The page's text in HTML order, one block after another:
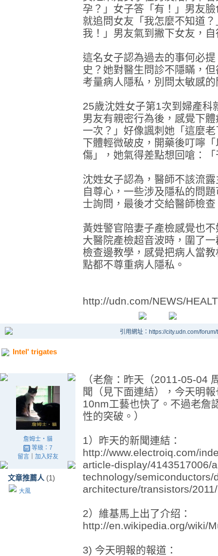
孕？」女子答「有！」男友
就追問女友「我怎麼不知道
我！」男友氣到撇下女友，
這名女子認為過去的事何必
史？她對醫生問診不隱瞞，
考量病人隱私，別問太敏感
25歲沈姓女子第1次到婦產科
男友有親密行為後，感覺下
一次？」好像諷刺她「這麼
下體輕微破皮，開藥後叮嚀
傷」，她氣得差點想回嗆：
沈姓女子認為，醫師不該流
自尊心，一些涉及隱私的問
士詢問，最後才交給醫師檢
黃姓警官陪妻子產檢感覺也
大醫院產檢超音波時，圍了
檢查邊教學，感覺把病人當
點都不尊重病人隱私。
http://udn.com/NEWS/
引用網址：https://city.udn.com/
Intel' trigates
詹姆士‧貓
等級：7
留言｜ 加入好友
文章推薦人 (1)
大風
（老詹：昨天（2011-05-04
聞（見下面連結），今天明
10nm工藝也快了。不過老詹
性的突破。）
1）昨天的新聞連結：
http://www.electroiq.com/
article-display/4143517006/
technology/semiconductors/
architecture/transistors/
2）維基馬上出了介绍：
http://en.wikipedia.org/wiki/
3) 今天明報的報道：